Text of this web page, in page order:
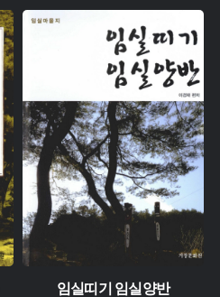
소장 :
임실띠기 임실양반